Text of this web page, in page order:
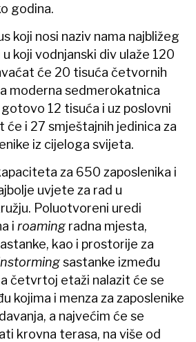
godina.
koji nosi naziv nama najbližeg
koji vodnjanski div ulaže 120
će 20 tisuća četvornih
moderna sedmerokatnica
12 tisuća i uz poslovni
će i 27 smještajnih jedinica za
iz cijeloga svijeta.
za 650 zaposlenika i
uvjete za rad u
Poluotvoreni uredi
i roaming radna mjesta,
kao i prostorije za
sastanke između
četvrtoj etaži nalazit će se
kojima i menza za zaposlenike
a najvećim će se
krovna terasa, na više od